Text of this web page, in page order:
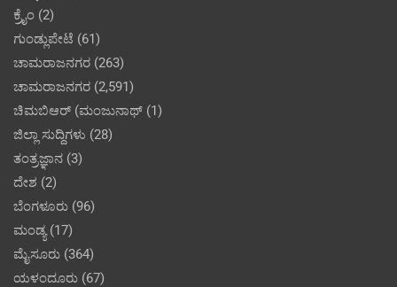
ಕ್ರೈಂ (2)
ಗುಂಡ್ಲುಪೇಟೆ (61)
ಚಾಮರಾಜನಗರ (263)
ಚಾಮರಾಜನಗರ (2,591)
ಚಿಮಬಿಆರ್ (ಮಂಜುನಾಥ್ (1)
ಜಿಲ್ಲಾ ಸುದ್ದಿಗಳು (28)
ತಂತ್ರಜ್ಞಾನ (3)
ದೇಶ (2)
ಬೆಂಗಳೂರು (96)
ಮಂಡ್ಯ(17)
ಮೈಸೂರು (364)
ಯಳಂದೂರು (67)